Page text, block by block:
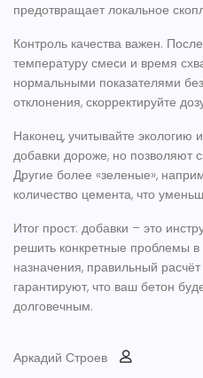
предотвращает локальное
Контроль качества важен.
температуру смеси и время
нормальными показателями
отклонения, скорректируйте
Наконец, учитывайте экологию
добавки дороже, но позволяют
Другие более «зеленые»,
количество цемента, что
Итог прост: добавки – это
решить конкретные проблемы
назначения, правильный
гарантируют, что ваш бетон
долговечным.
Аркадий Строев